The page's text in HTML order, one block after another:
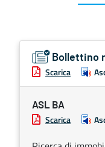
Bollettino
Scarica
ASL BA
Scarica